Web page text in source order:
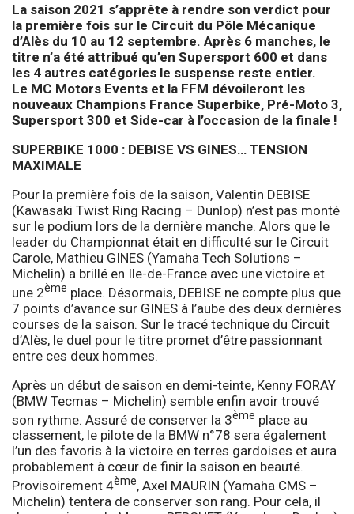
La saison 2021 s’apprête à rendre son verdict pour
la première fois sur le Circuit du Pôle Mécanique
d’Alès du 10 au 12 septembre. Après 6 manches, le
titre n’a été attribué qu’en Supersport 600 et dans
les 4 autres catégories le suspense reste entier.
Le MC Motors Events et la FFM dévoileront les
nouveaux Champions France Superbike, Pré-Moto 3,
Supersport 300 et Side-car à l’occasion de la finale !
SUPERBIKE 1000 : DEBISE VS GINES… TENSION
MAXIMALE
Pour la première fois de la saison, Valentin DEBISE
(Kawasaki Twist Ring Racing – Dunlop) n’est pas monté
sur le podium lors de la dernière manche. Alors que le
leader du Championnat était en difficulté sur le Circuit
Carole, Mathieu GINES (Yamaha Tech Solutions –
Michelin) a brillé en Ile-de-France avec une victoire et
une 2ème place. Désormais, DEBISE ne compte plus que
7 points d’avance sur GINES à l’aube des deux dernières
courses de la saison. Sur le tracé technique du Circuit
d’Alès, le duel pour le titre promet d’être passionnant
entre ces deux hommes.
Après un début de saison en demi-teinte, Kenny FORAY
(BMW Tecmas – Michelin) semble enfin avoir trouvé
son rythme. Assuré de conserver la 3ème place au
classement, le pilote de la BMW n°78 sera également
l’un des favoris à la victoire en terres gardoises et aura
probablement à cœur de finir la saison en beauté.
Provisoirement 4ème, Axel MAURIN (Yamaha CMS –
Michelin) tentera de conserver son rang. Pour cela, il